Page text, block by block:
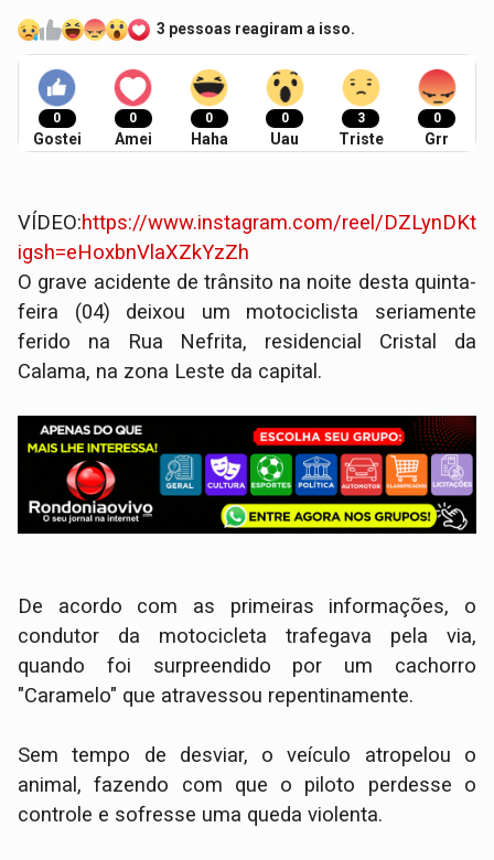
3 pessoas reagiram a isso.
0
Gostei
0
Amei
0
Haha
0
Uau
3
Triste
0
Grr
VÍDEO:https://www.instagram.com/reel/
igsh=eHoxbnVlaXZkYzZh
O grave acidente de trânsito na noite desta quinta-
feira (04) deixou um motociclista seriamente
ferido na Rua Nefrita, residencial Cristal da
Calama, na zona Leste da capital.
​De acordo com as primeiras informações, o
condutor da motocicleta trafegava pela via,
quando foi surpreendido por um cachorro
"Caramelo" que atravessou repentinamente.
Sem tempo de desviar, o veículo atropelou o
animal, fazendo com que o piloto perdesse o
controle e sofresse uma queda violenta.